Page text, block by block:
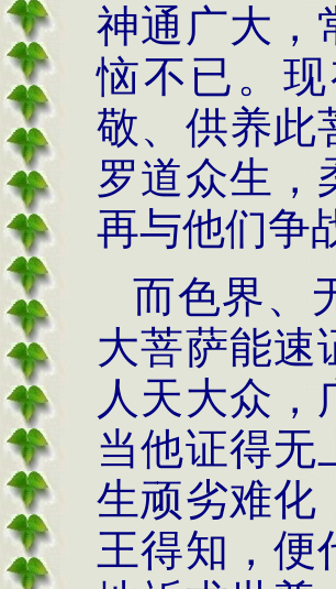
神通广大，
恼不已。
敬、供养此
罗道众生，
再与他们争
而色界、
大菩萨能速
人天大众
当他证得无
生顽劣难化
王得知，便